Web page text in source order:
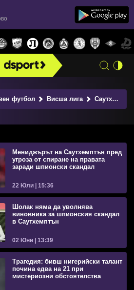
футбол Висша лига Саутхемптън
Мениджърът на Саутхемптън пред
угроза от спиране на правата
заради шпионски скандал
22 Юли | 15:36
Шолак няма да уволнява
виновника за шпионския скандал
в Саутхемптън
02 Юни | 13:39
Трагедия: бивш нигерийски талант
почина едва на 21 при
мистериозни обстоятелства